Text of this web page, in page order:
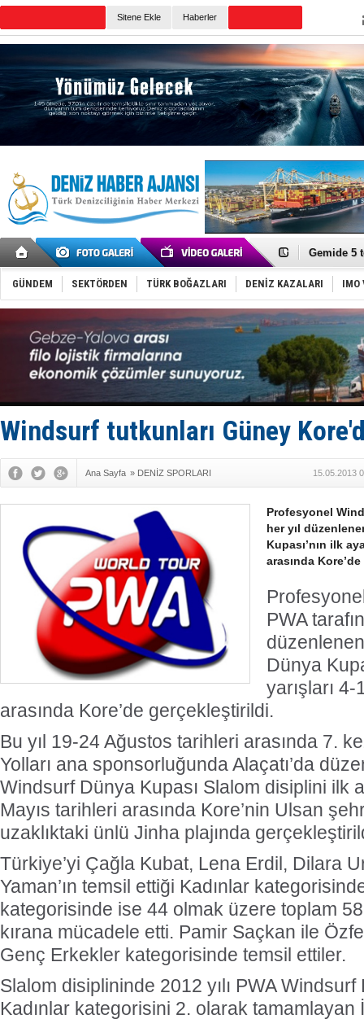
Sitene Ekle Haberler
Dron
'REGAL
Yakıt
Rus
Tatil
Rusya,
Enejota
Denizcilik
‘14.
Taksi
TÜRKLİM
GÜNDEM SEKTÖRDEN TÜRK BOĞAZLARI DENİZ KAZALARI IMO
Windsurf tutkunları Güney
Ana Sayfa » DENİZ SPORLARI 15.05.2013
Profesyonel
her yıl
Kupası’nın ilk
arasında
PWA
Dünya
yarışları
arasında Kore’de gerçekleştirildi.
Bu yıl 19-24 Ağustos tarihleri arasında 7.
Yolları ana sponsorluğunda Alaçatı’da
Windsurf Dünya Kupası Slalom disiplini ilk
Mayıs tarihleri arasında Kore’nin Ulsan
uzaklıktaki ünlü Jinha plajında
Türkiye’yi Çağla Kubat, Lena Erdil, Dilara
Yaman’ın temsil ettiği Kadınlar
kategorisinde ise 44 olmak üzere toplam 58
kırana mücadele etti. Pamir Saçkan ile
Genç Erkekler kategorisinde temsil ettiler.
Slalom disiplininde 2012 yılı PWA Windsurf
Kadınlar kategorisini 2. olarak tamamlayan